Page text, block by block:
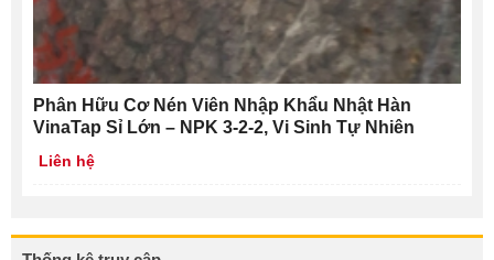
Phân Hữu Cơ Nén Viên Nhập Khẩu Nhật Hàn
VinaTap Sỉ Lớn – NPK 3-2-2, Vi Sinh Tự Nhiên
Liên hệ